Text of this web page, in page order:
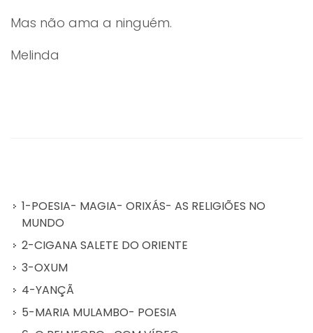
Mas não ama a ninguém.
Melinda
1-POESIA- MAGIA- ORIXÁS- AS RELIGIÕES NO
MUNDO
2-CIGANA SALETE DO ORIENTE
3-OXUM
4-YANÇÃ
5-MARIA MULAMBO- POESIA